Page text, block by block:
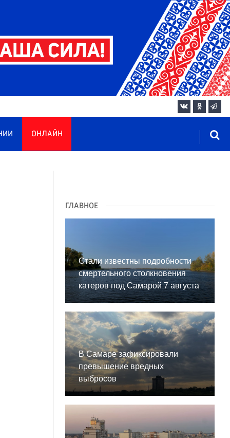
ОНЛАЙН
ГЛАВНОЕ
Стали известны подробности
смертельного столкновения
катеров под Самарой 7 августа
В Самаре зафиксировали
превышение вредных
выбросов